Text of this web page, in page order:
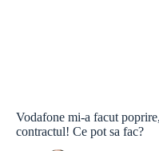
Vodafone mi-a facut
contractul! Ce pot sa fac?